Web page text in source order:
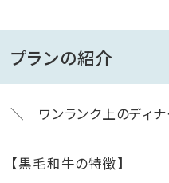
プランの紹介
＼ ワンランク上のディ
【黒毛和牛の特徴】